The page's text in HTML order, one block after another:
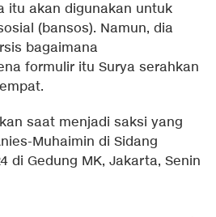
itu akan digunakan untuk
(bansos). Namun, dia
bagaimana
formulir itu Surya serahkan
saat menjadi saksi yang
Muhaimin di Sidang
di Gedung MK, Jakarta, Senin